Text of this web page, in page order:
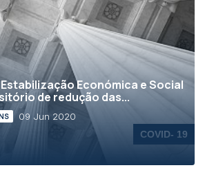
Económica e Social
de redução das...
09 Jun 2020
COVID- 19